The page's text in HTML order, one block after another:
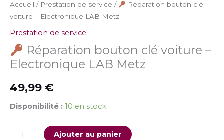
Accueil / Prestation de service /
Réparation bouton clé
voiture – Electronique LAB Metz
Prestation de service
Réparation bouton clé voiture –
Electronique LAB Metz
49,99 €
Disponibilité : 10 en stock
Ajouter au panier